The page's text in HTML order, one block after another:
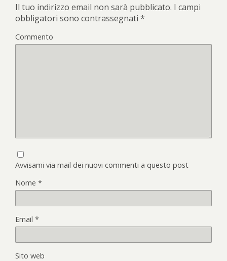
Il tuo indirizzo email non sarà pubblicato. I campi
obbligatori sono contrassegnati *
Commento
Avvisami via mail dei nuovi commenti a questo post
Nome *
Email *
Sito web